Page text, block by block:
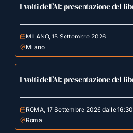
I volti dell’AI: presentazione del
MILANO, 15 Settembre 2026
Milano
I volti dell’AI: presentazione del
ROMA, 17 Settembre 2026 dalle
Roma